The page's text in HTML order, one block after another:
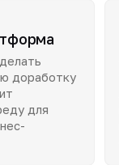
доработку
для